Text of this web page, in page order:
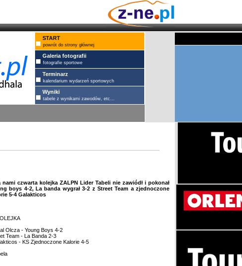
START
powrót do strony głównej
Galeria fotografii
fotografie sportowe
Terminarz
kalendarium wydarzeń sportowych
Wyniki
tabele z wynikami zawodów, etc...
nami czwarta kolejka ZALPN Lider Tabeli nie zawiódł i pokonał
boys 4-2, La banda wygrał 3-2 z Street Team a zjednoczone
5-4 Galakticos
Olcza - Young Boys 4-2
Team - La Banda 2-3
- KS Zjednoczone Kalorie 4-5